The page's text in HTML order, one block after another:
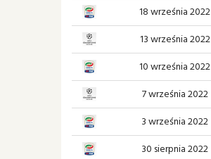
18 września 2022
13 września 2022
10 września 2022
7 września 2022
3 września 2022
30 sierpnia 2022